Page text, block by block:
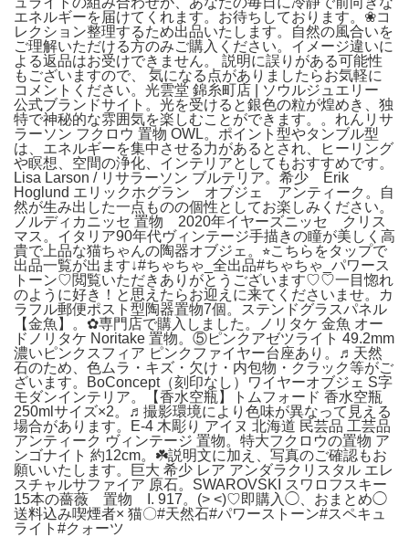
エネルギーを届けてくれます。お待ちしております。❀コ
レクション整理するため出品いたします。自然の風合いを
ご理解いただける方のみご購入ください。イメージ違いに
よる返品はお受けできません。 説明に誤りがある可能性
もございますので、 気になる点がありましたらお気軽に
コメントください。光雲堂 錦糸町店 | ソウルジュエリー
公式ブランドサイト。光を受けると銀色の粒が煌めき、独
特で神秘的な雰囲気を楽しむことができます。。れんリサ
ラーソン フクロウ 置物 OWL。ポイント型やタンブル型
は、エネルギーを集中させる力があるとされ、ヒーリング
や瞑想、空間の浄化、インテリアとしてもおすすめです。
Lisa Larson / リサラーソン ブルテリア。希少 Erik
Hoglund エリックホグラン オブジェ アンティーク。自
然が生み出した一点ものの個性としてお楽しみください。
ノルディカニッセ 置物 2020年イヤーズニッセ クリス
マス。イタリア90年代ヴィンテージ手描きの瞳が美しく高
貴で上品な猫ちゃんの陶器オブジェ。⭐︎こちらをタップで
出品一覧が出ます↓#ちゃちゃ_全出品#ちゃちゃ_パワース
トーン♡閲覧いただきありがとうございます♡♡一目惚れ
のように好き！と思えたらお迎えに来てくださいませ。カ
ラフル郵便ポスト型陶器置物7個。ステンドグラスパネル
【金魚】。✿専門店で購入しました。ノリタケ 金魚 オー
ドノリタケ Noritake 置物。⑤ピンクアゼツライト 49.2mm
濃いピンクスフィア ピンクファイヤー台座あり。♬天然
石のため、色ムラ・キズ・欠け・内包物・クラック等がご
ざいます。BoConcept（刻印なし）ワイヤーオブジェ S字
モダンインテリア。【香水空瓶】トムフォード 香水空瓶
250mlサイズ×2。♬撮影環境により色味が異なって見える
場合があります。E-4 木彫り アイヌ 北海道 民芸品 工芸品
アンティーク ヴィンテージ 置物。特大フクロウの置物 ア
ンゴナイト 約12cm。☘️説明文に加え、写真のご確認もお
願いいたします。巨大 希少 レア アンダラクリスタル エレ
スチャルサファイア 原石。SWAROVSKI スワロフスキー
15本の薔薇 置物 I. 917。(> <)♡即購入◯、おまとめ◯
送料込み喫煙者× 猫〇#天然石#パワーストーン#スペキュ
ライト#クォーツ